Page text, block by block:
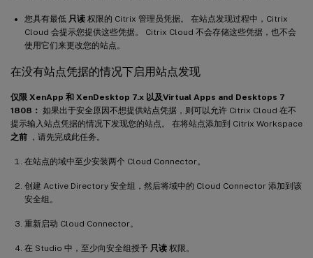
您具有最低 只读 权限的 Citrix 管理员凭据。 在站点发现过程中，Citrix
Cloud 会提示您提供这些凭据。 Citrix Cloud 不会存储这些凭据，也不会
使用它们来更改您的站点。
在没有站点凭据的情况下启用站点发现
仅限 XenApp 和 XenDesktop 7.x 以及Virtual Apps and Desktops 7
1808： 如果出于安全原因不想提供站点凭据，则可以允许 Citrix Cloud 在不
提示输入站点凭据的情况下发现您的站点。 在将站点添加到 Citrix Workspace
之前 ，请先完成此任务。
在站点的域中至少安装两个 Cloud Connector。
创建 Active Directory 安全组，然后将域中的 Cloud Connector 添加到该
安全组。
重新启动 Cloud Connector。
在 Studio 中，至少向安全组授予 只读 权限。